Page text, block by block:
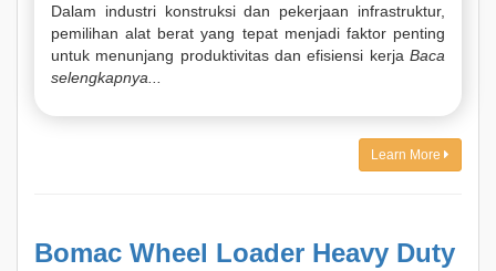
Dalam industri konstruksi dan pekerjaan infrastruktur,
pemilihan alat berat yang tepat menjadi faktor penting
untuk menunjang produktivitas dan efisiensi kerja Baca
selengkapnya...
Learn More
Bomac Wheel Loader Heavy Duty